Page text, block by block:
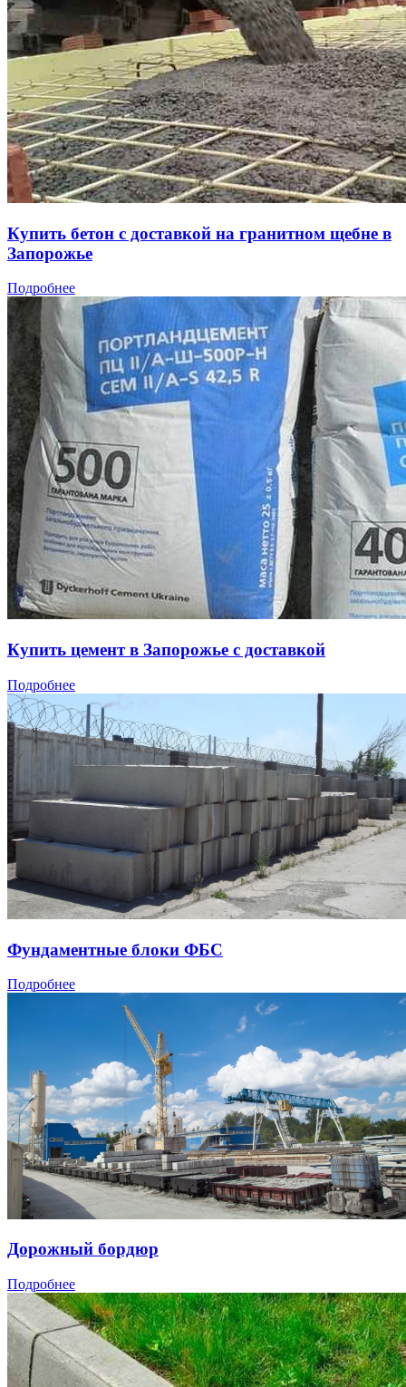
Купить бетон с доставкой на гранитном щебне в
Запорожье
Подробнее
Купить цемент в Запорожье с доставкой
Подробнее
Фундаментные блоки ФБС
Подробнее
Дорожный бордюр
Подробнее